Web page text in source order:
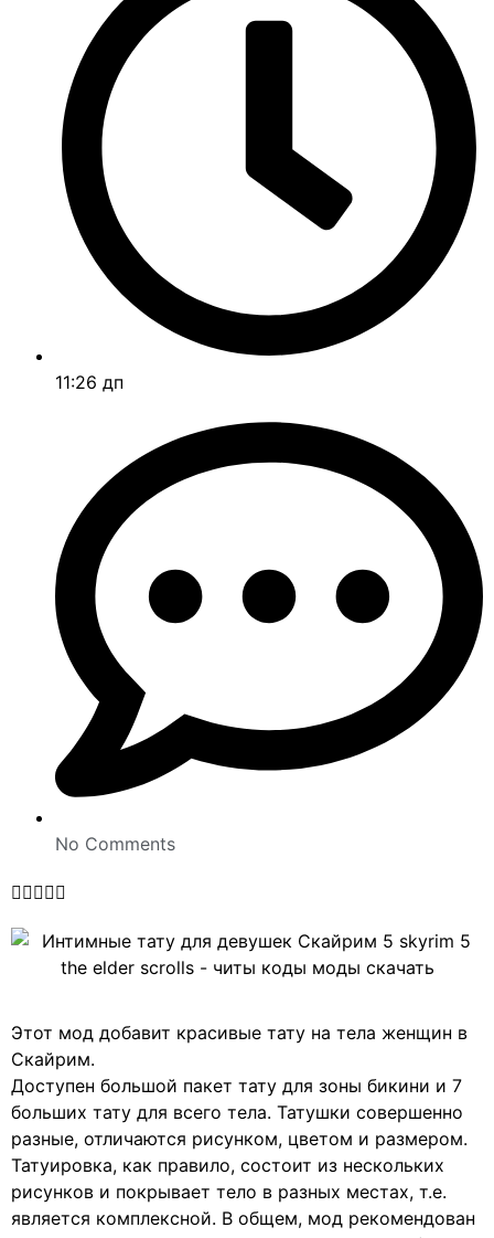
11:26 дп
No Comments

Этот мод добавит красивые тату на тела женщин в
Скайрим.
Доступен большой пакет тату для зоны бикини и 7
больших тату для всего тела. Татушки совершенно
разные, отличаются рисунком, цветом и размером.
Татуировка, как правило, состоит из нескольких
рисунков и покрывает тело в разных местах, т.е.
является комплексной. В общем, мод рекомендован